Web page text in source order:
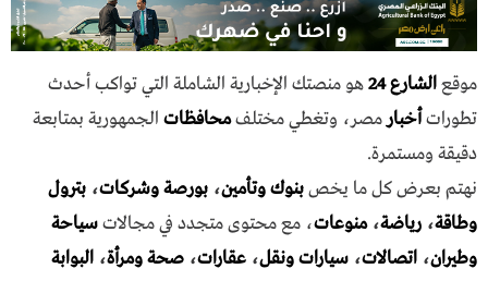
موقعالشارع 24
هو منصتك الإخبارية الشاملة التي تواكب أحدث
تطوراتأخبار مصر، وتغطي مختلفمحافظات الجمهورية بمتابعة
دقيقة ومستمرة.
نهتم بعرض كل ما يخصبنوك وتأمين، بورصة وشركات، بترول
وطاقة، رياضة،منوعات، مع محتوى متجدد في مجالاتسياحة
وطيران، اتصالات، سيارات ونقل، عقارات، صحة ومرأة، البوابة